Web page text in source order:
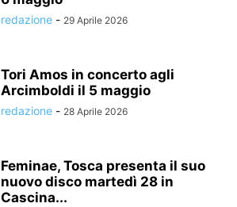
redazione - 29 Aprile 2026
Tori Amos in concerto agli
Arcimboldi il 5 maggio
redazione - 28 Aprile 2026
Feminae, Tosca presenta il suo
nuovo disco martedì 28 in
Cascina...